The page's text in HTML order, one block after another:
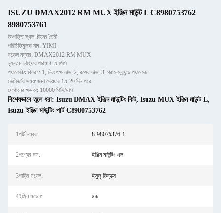
ISUZU DMAX2012 RM MUX ইঞ্জিন মাউন্ট L C8980753762
8980753761
উৎপত্তি স্থল: চীনের তৈরী
পরিচিতিমুলক নাম: YIMI
মডেল নম্বার: DMAX2012 RM MUX
ন্যূনতম চাহিদার পরিমাণ: 5 পিসি
প্যাকেজিং বিবরণ: 1, নিরপেক্ষ বাক্স, 2, রঙের বাক্স, 3, গ্রাহক ব্র্যান্ড প্যাকেজ
ডেলিভারি সময়: জমা দেওয়ার 15-20 দিন পরে
যোগানের ক্ষমতা: 10000 পিসি/মাস
বিশেষভাবে তুলে ধরা: Isuzu DMAX ইঞ্জিন মাউন্টিং কিট, Isuzu MUX ইঞ্জিন মাউন্ট L,
Isuzu ইঞ্জিন মাউন্টিং পার্ট C8980753762
1পার্ট নম্বর: 8-98075376-1
2পণ্যের নাম: ইঞ্জিন মাউন্টিং এল
3গাড়ির মডেল: ইসুজু ডিম্যাক্স
4ইঞ্জিন মডেল: ৪জ